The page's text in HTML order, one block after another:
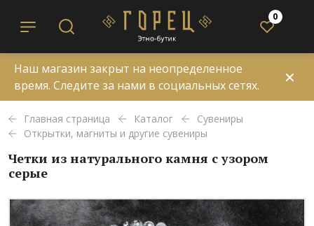
0
Наш магазин закрыт на неопределенное
время. Следите за нами в социальных сетях.
✕
Главная страница Каталог
Сувениры
Открытки, магниты и другие сувениры
Четки из натурального камня с узором
серые